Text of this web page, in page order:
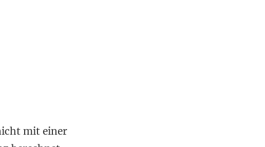
mit einer